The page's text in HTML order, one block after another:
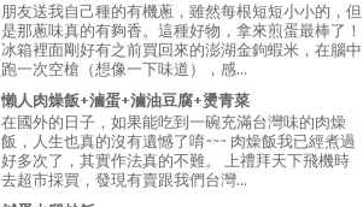
朋友送我自己種的有機蔥，雖然每根短短小小的，但
是那蔥味真的有夠香。這種好物，拿來煎蛋最棒了！
冰箱裡面剛好有之前買回來的澎湖金鉤蝦米，在腦中
跑一次空槍（想像一下味道），感...
懶人肉燥飯+滷蛋+滷油豆腐+燙青菜
在國外的日子，如果能吃到一碗充滿台灣味的肉燥
飯，人生也真的沒有遺憾了唷~~~ 肉燥飯我已經煮過
好多次了，其實作法真的不難。 上禮拜天下飛機時
去超市採買，發現有賣跟我們台灣...